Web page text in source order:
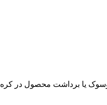
یا برداشت محصول در کره